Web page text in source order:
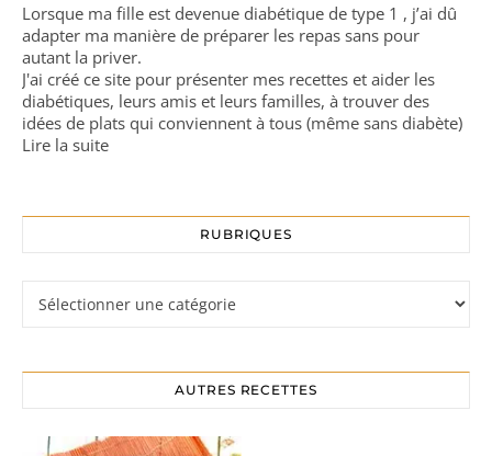
Lorsque ma fille est devenue diabétique de type 1 , j’ai dû
adapter ma manière de préparer les repas sans pour
autant la priver.
J'ai créé ce site pour présenter mes recettes et aider les
diabétiques, leurs amis et leurs familles, à trouver des
idées de plats qui conviennent à tous (même sans diabète)
Lire la suite
RUBRIQUES
AUTRES RECETTES